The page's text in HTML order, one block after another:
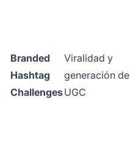
Branded
Hashtag
Challenges
Viralidad y
generación de
UGC